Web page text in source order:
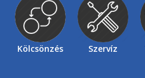
Kölcsönzés Szervíz